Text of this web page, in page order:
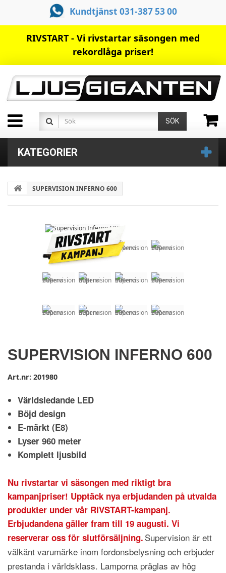
Kundtjänst 031-387 53 00
RIVSTART - Vi rivstartar säsongen med
rekordlåga priser!
SÖK
KATEGORIER
SUPERVISION INFERNO 600
SUPERVISION INFERNO 600
Art.nr: 201980
Världsledande LED
Böjd design
E-märkt (E8)
Lyser 960 meter
Komplett ljusbild
Nu rivstartar vi säsongen med riktigt bra
kampanjpriser! Upptäck nya erbjudanden på utvalda
produkter under vår RIVSTART-kampanj.
Erbjudandena gäller fram till 19 augusti. Vi
reserverar oss för slutförsäljning. Supervision är ett
välkänt varumärke inom fordonsbelysning och erbjuder
prestanda i världsklass. Lamporna präglas av hög